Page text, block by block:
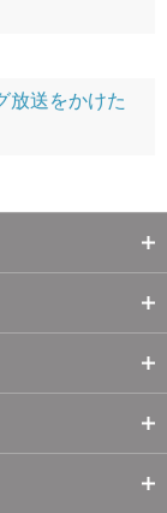
放送をかけた